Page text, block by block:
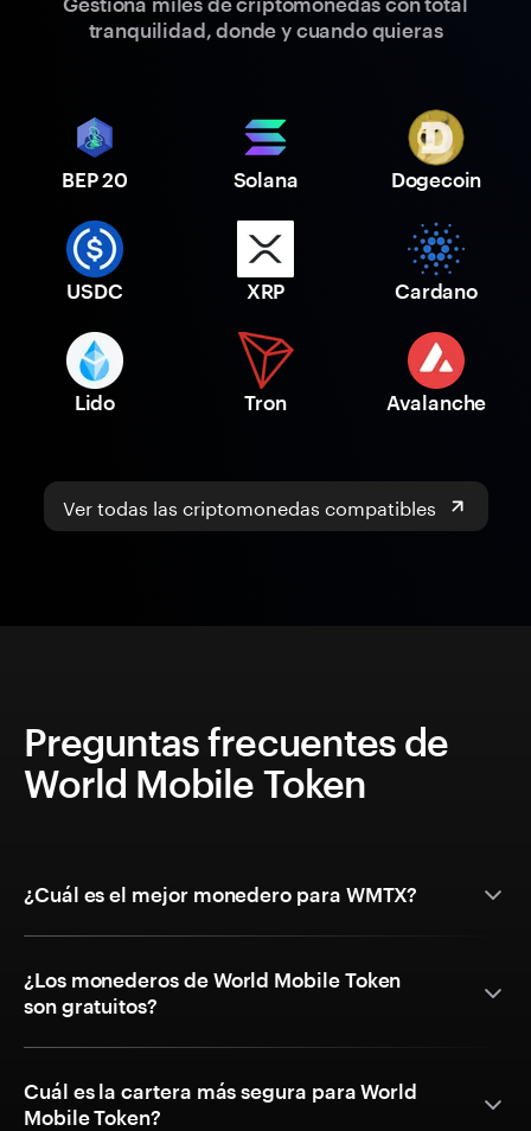
tranquilidad, donde y cuando quieras
BEP 20 Solana Dogecoin
USDC XRP Cardano
Lido Tron Avalanche
Ver todas las criptomonedas compatibles
Preguntas frecuentes de
World Mobile Token
¿Cuál es el mejor monedero para WMTX?
¿Los monederos de World Mobile Token
son gratuitos?
Cuál es la cartera más segura para World
Mobile Token?